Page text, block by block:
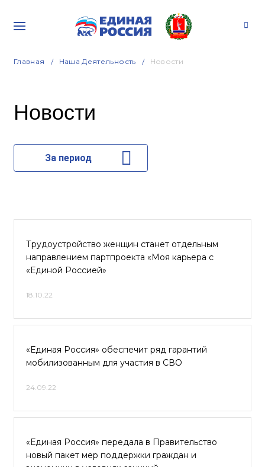
Главная Наша Деятельность Новости
Новости
За период
Трудоустройство женщин станет отдельным
направлением партпроекта «Моя карьера с
«Единой Россией»
18.10.22
«Единая Россия» обеспечит ряд гарантий
мобилизованным для участия в СВО
24.09.22
«Единая Россия» передала в Правительство
новый пакет мер поддержки граждан и